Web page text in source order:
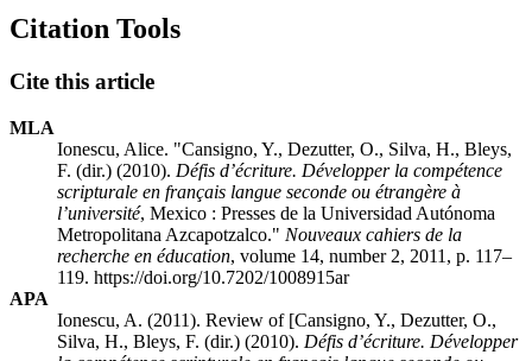
Citation Tools
Cite this article
MLA
Ionescu, Alice. "Cansigno, Y., Dezutter, O., Silva, H., Bleys,
F. (dir.) (2010). Défis d’écriture. Développer la compétence
scripturale en français langue seconde ou étrangère à
l’université, Mexico : Presses de la Universidad Autónoma
Metropolitana Azcapotzalco." Nouveaux cahiers de la
recherche en éducation, volume 14, number 2, 2011, p. 117–
119. https://doi.org/10.7202/1008915ar
APA
Ionescu, A. (2011). Review of [Cansigno, Y., Dezutter, O.,
Silva, H., Bleys, F. (dir.) (2010). Défis d’écriture. Développer